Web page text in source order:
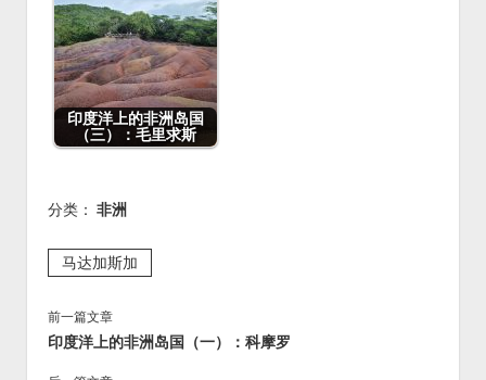
印度洋上的非洲岛国
（三）：毛里求斯
分类： 非洲
马达加斯加
前一篇文章
印度洋上的非洲岛国（一）：科摩罗